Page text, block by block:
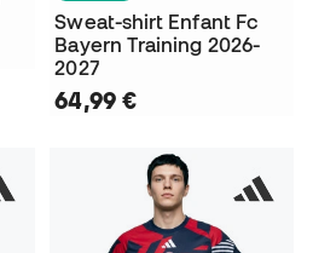
Sweat-shirt Enfant Fc
Bayern Training 2026-
2027
64,99 €